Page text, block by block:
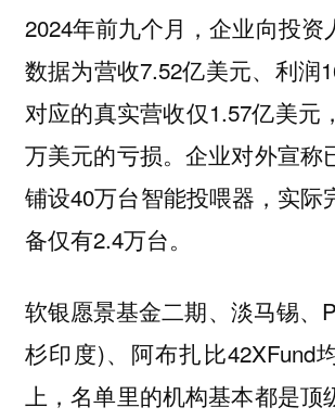
2024年前九个月，企业向投资
数据为营收7.52亿美元、利润
对应的真实营收仅1.57亿美元
万美元的亏损。企业对外宣称
铺设40万台智能投喂器，实际
备仅有2.4万台。
软银愿景基金二期、淡马锡、
杉印度)、阿布扎比42XFund
上，名单里的机构基本都是顶